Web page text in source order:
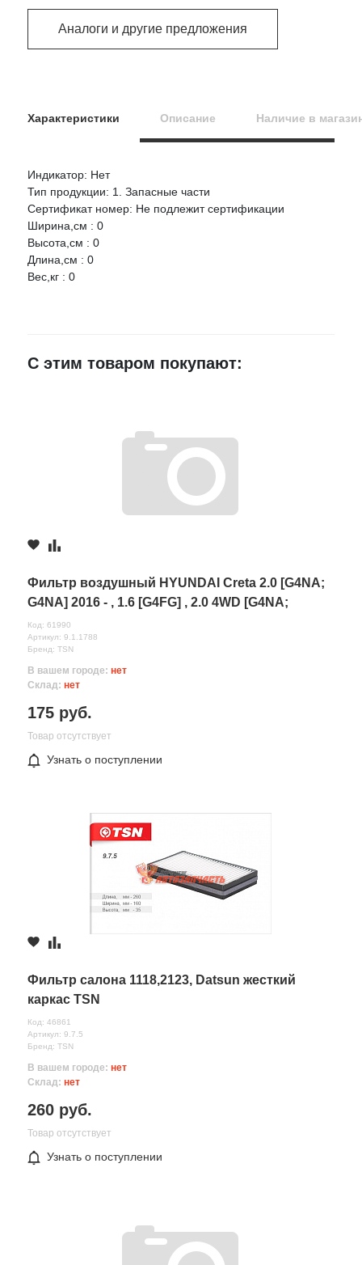
Аналоги и другие предложения
Характеристики Описание Наличие в
Индикатор: Нет
Тип продукции: 1. Запасные части
Сертификат номер: Не подлежит сертификации
Ширина,см : 0
Высота,см : 0
Длина,см : 0
Вес,кг : 0
Оцените товар:
Ваше имя
Все поля формы обязательны
Отправляя форму вы соглашаетесь на
С этим товаром покупают:
Фильтр воздушный HYUNDAI Creta 2.0 [G4NA;
G4NA] 2016 - , 1.6 [G4FG] , 2.0 4WD [G4NA;
G4NA], 1.6
Код: 61990
Артикул: 9.1.1788
Бренд: TSN
В вашем городе: нет
Склад: нет
175 руб.
Товар отсутствует
Узнать о поступлении
Фильтр салона 1118,2123, Datsun жесткий
каркас TSN
Код: 46861
Артикул: 9.7.5
Бренд: TSN
В вашем городе: нет
Склад: нет
260 руб.
Товар отсутствует
Узнать о поступлении